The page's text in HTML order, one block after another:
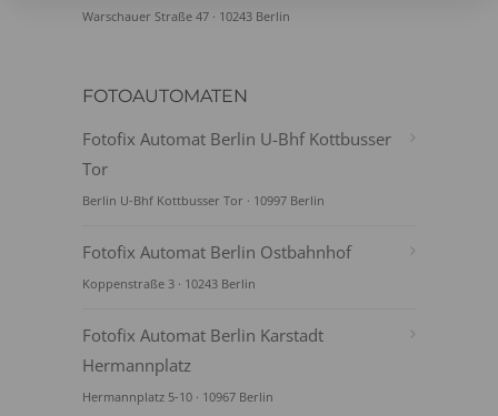
Warschauer Straße 47 · 10243 Berlin
FOTOAUTOMATEN
Fotofix Automat Berlin U-Bhf Kottbusser
Tor
Berlin U-Bhf Kottbusser Tor · 10997 Berlin
Fotofix Automat Berlin Ostbahnhof
Koppenstraße 3 · 10243 Berlin
Fotofix Automat Berlin Karstadt
Hermannplatz
Hermannplatz 5-10 · 10967 Berlin